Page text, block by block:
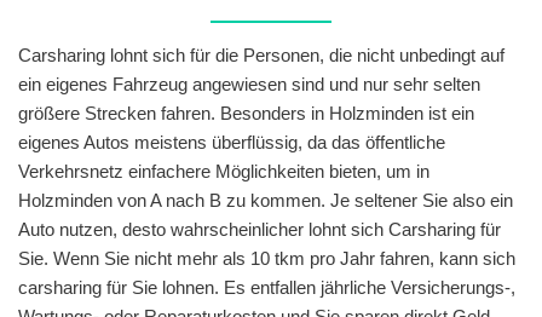
Carsharing lohnt sich für die Personen, die nicht unbedingt auf
ein eigenes Fahrzeug angewiesen sind und nur sehr selten
größere Strecken fahren. Besonders in Holzminden ist ein
eigenes Autos meistens überflüssig, da das öffentliche
Verkehrsnetz einfachere Möglichkeiten bieten, um in
Holzminden von A nach B zu kommen. Je seltener Sie also ein
Auto nutzen, desto wahrscheinlicher lohnt sich Carsharing für
Sie. Wenn Sie nicht mehr als 10 tkm pro Jahr fahren, kann sich
carsharing für Sie lohnen. Es entfallen jährliche Versicherungs-,